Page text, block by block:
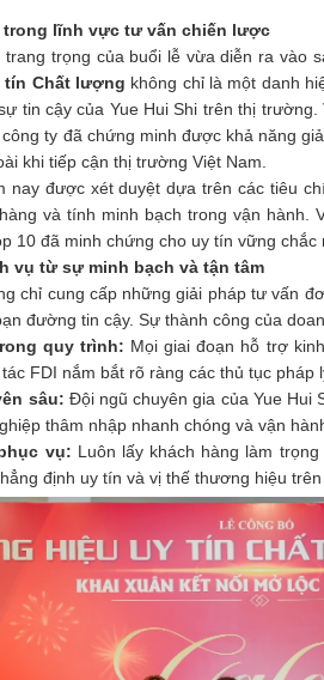
trong lĩnh vực tư vấn chiến lược
trang trọng của buổi lễ vừa diễn ra vào
tín Chất lượng không chỉ là một danh
tin cậy của Yue Hui Shi trên thị
ty đã chứng minh được khả năng
khi tiếp cận thị trường Việt Nam.
nay được xét duyệt dựa trên các tiêu
và tính minh bạch trong vận hành.
10 đã minh chứng cho uy tín vững chắc
vụ từ sự minh bạch và tận tâm
chỉ cung cấp những giải pháp tư vấn
đường tin cậy. Sự thành công của
quy trình: Mọi giai đoạn hỗ trợ
FDI nắm bắt rõ ràng các thủ tục pháp
sâu: Đội ngũ chuyên gia của Yue Hui
thâm nhập nhanh chóng và vận
vụ: Luôn lấy khách hàng làm
định uy tín và vị thế thương hiệu